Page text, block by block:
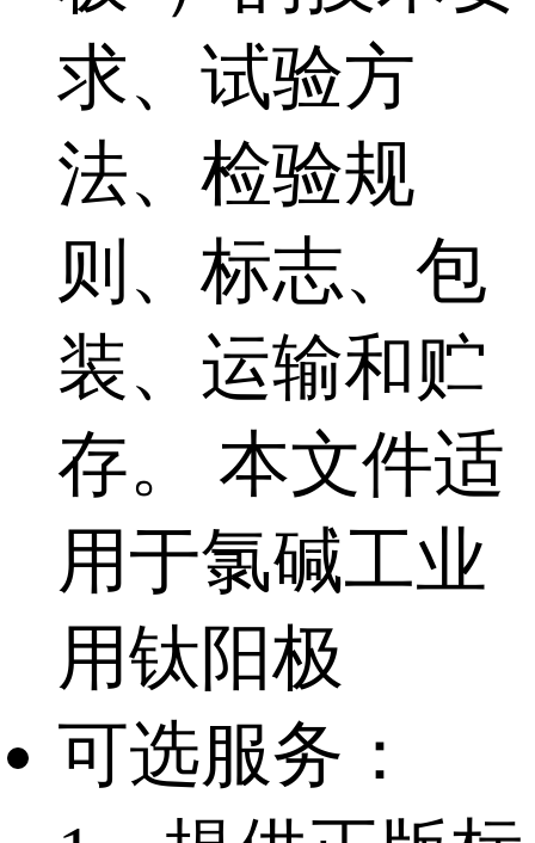
求、试验方
法、检验规
则、标志、包
装、运输和贮
存。 本文件适
用于氯碱工业
用钛阳极
可选服务：